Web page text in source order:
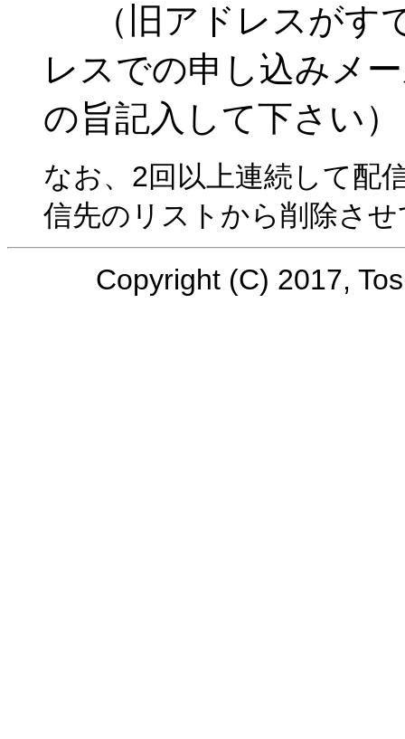
（旧アドレスがす
レスでの申し込みメ
の旨記入して下さい）
なお、2回以上連続して配
信先のリストから削除さ
Copyright (C) 2017,